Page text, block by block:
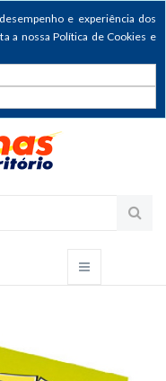
e experiência dos
a nossa Política de Cookies e